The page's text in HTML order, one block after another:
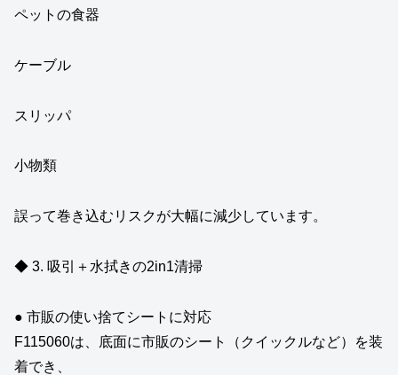
ペットの食器
ケーブル
スリッパ
小物類
誤って巻き込むリスクが大幅に減少しています。
◆ 3. 吸引＋水拭きの2in1清掃
● 市販の使い捨てシートに対応
F115060は、底面に市販のシート（クイックルなど）を装
着でき、